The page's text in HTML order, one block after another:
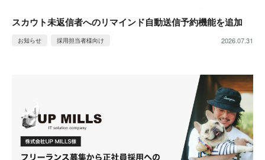
スカウト未返信者へのリマインド自動送信予約機能を追加
お知らせ 採用担当者様向け 2026.07.31